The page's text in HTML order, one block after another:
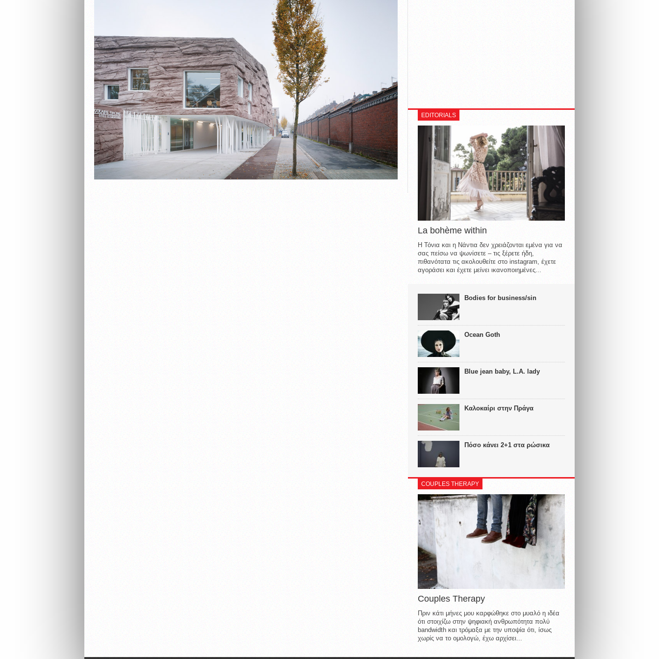
EDITORIALS
La bohème within
Η Τόνια και η Νάντια δεν χρειάζονται εμένα για να
σας πείσω να ψωνίσετε – τις ξέρετε ήδη,
πιθανότατα τις ακολουθείτε στο instagram, έχετε
αγοράσει και έχετε μείνει ικανοποιημένες...
Bodies for business/sin
Ocean Goth
Blue jean baby, L.A. lady
Καλοκαίρι στην Πράγα
Πόσο κάνει 2+1 στα ρώσικα
COUPLES THERAPY
Couples Therapy
Πριν κάτι μήνες μου καρφώθηκε στο μυαλό η ιδέα
ότι στοιχίζω στην ψηφιακή ανθρωπότητα πολύ
bandwidth και τρόμαξα με την υποψία ότι, ίσως
χωρίς να το ομολογώ, έχω αρχίσει...